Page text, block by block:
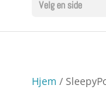
Velg en side
Hjem /